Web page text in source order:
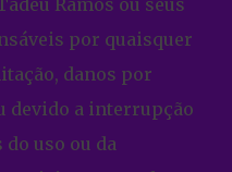
Ramos ou seus
​​por quaisquer
danos por
devido a interrupção
uso ou da